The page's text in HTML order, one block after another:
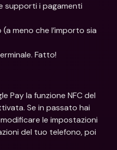
supporti i pagamenti
meno che l’importo sia
Fatto!
Pay la funzione NFC del
Se in passato hai
le impostazioni
del tuo telefono, poi